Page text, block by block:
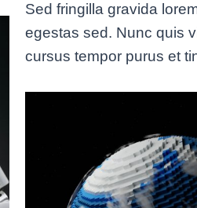
Sed fringilla gravida
egestas sed. Nunc quis
cursus tempor purus et